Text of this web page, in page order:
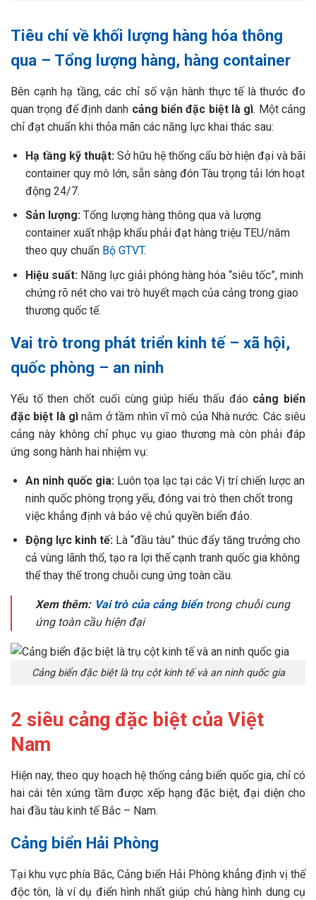
Tiêu chí về khối lượng hàng hóa thông
qua – Tổng lượng hàng, hàng container
Bên cạnh hạ tầng, các chỉ số vận hành thực tế là thước đo
quan trọng để định danh cảng biển đặc biệt là gì. Một cảng
chỉ đạt chuẩn khi thỏa mãn các năng lực khai thác sau:
Hạ tầng kỹ thuật: Sở hữu hệ thống cẩu bờ hiện đại và bãi
container quy mô lớn, sẵn sàng đón Tàu trọng tải lớn hoạt
động 24/7.
Sản lượng: Tổng lượng hàng thông qua và lượng
container xuất nhập khẩu phải đạt hàng triệu TEU/năm
theo quy chuẩn Bộ GTVT.
Hiệu suất:Năng lực giải phóng hàng hóa “siêu tốc”, minh
chứng rõ nét cho vai trò huyết mạch của cảng trong giao
thương quốc tế.
Vai trò trong phát triển kinh tế – xã hội,
quốc phòng – an ninh
Yếu tố then chốt cuối cùng giúp hiểu thấu đáo cảng biển
đặc biệt là gìnằm ở tầm nhìn vĩ mô của Nhà nước. Các siêu
cảng này không chỉ phục vụ giao thương mà còn phải đáp
ứng song hành hai nhiệm vụ:
An ninh quốc gia: Luôn tọa lạc tại các Vị trí chiến lược an
ninh quốc phòng trọng yếu, đóng vai trò then chốt trong
việc khẳng định và bảo vệ chủ quyền biển đảo.
Động lực kinh tế:Là “đầu tàu” thúc đẩy tăng trưởng cho
cả vùng lãnh thổ, tạo ra lợi thế cạnh tranh quốc gia không
thể thay thế trong chuỗi cung ứng toàn cầu.
Xem thêm: Vai trò của cảng biểntrong chuỗi cung
ứng toàn cầu hiện đại
Cảng biển đặc biệt là trụ cột kinh tế và an ninh quốc gia
2 siêu cảng đặc biệt của Việt
Nam
Hiện nay, theo quy hoạch hệ thống cảng biển quốc gia, chỉ có
hai cái tên xứng tầm được xếp hạng đặc biệt, đại diện cho
hai đầu tàu kinh tế Bắc – Nam.
Cảng biển Hải Phòng
Tại khu vực phía Bắc, Cảng biển Hải Phòng khẳng định vị thế
độc tôn, là ví dụ điển hình nhất giúp chủ hàng hình dung cụ